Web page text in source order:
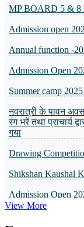
Admission open
Annual function -
Admission Open
Summer camp
नवरात्री के पावन
रंग भरें तथा प्राचार्य
गया
Drawing
Shikshan Kaushal
Admission Open
व्यक्तित्व विकास शिविर
View More